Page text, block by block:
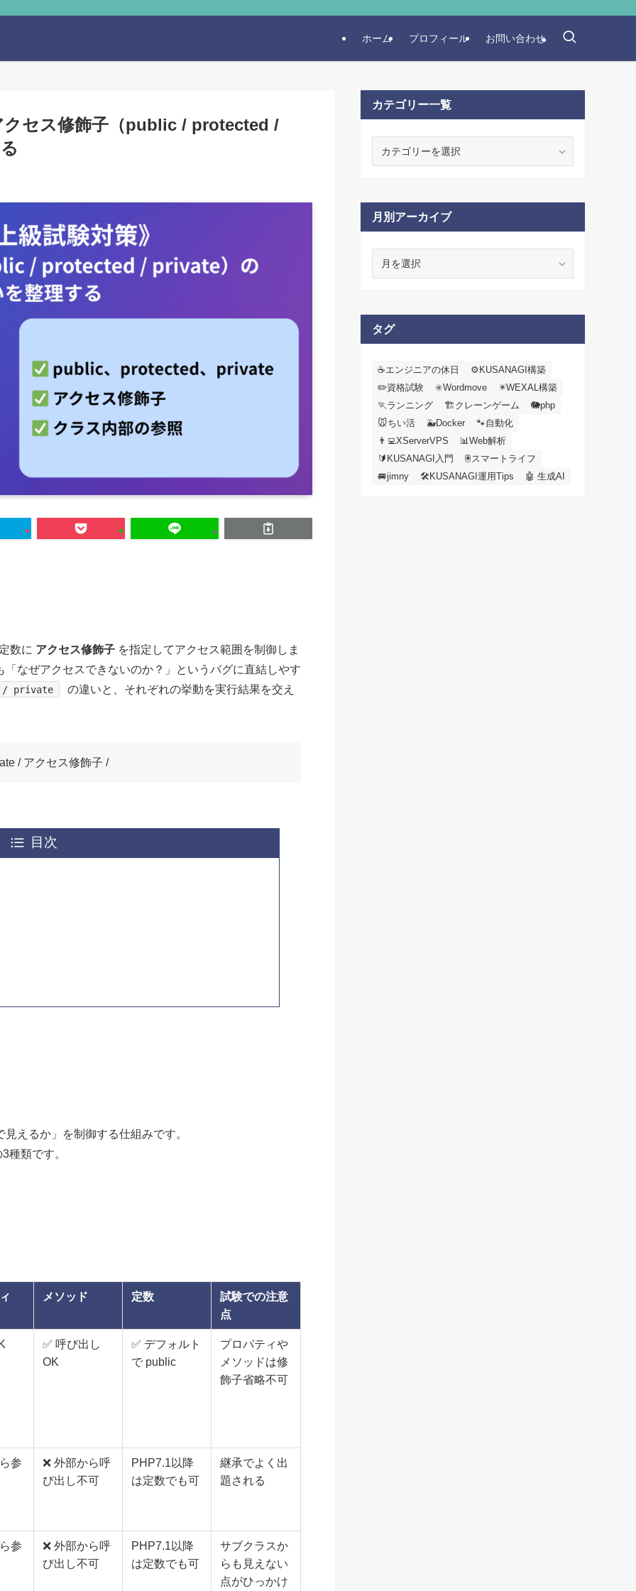
ホーム プロフィール お問い合わせ
クセス修飾子（public / protected /
数に アクセス修飾子 を指定してアクセス範囲を制御しま
なぜアクセスできないのか？」というバグに直結しやす
/ private の違いと、それぞれの挙動を実行結果を交え
/ アクセス修飾子 /
目次
えるか」を制御する仕組みです。
種類です。
メソッド 定数
試験での注意
点
✅ 呼び出し
OK
✅ デフォルト
で public
プロパティや
メソッドは修
飾子省略不可
参
❌ 外部から呼
び出し不可
PHP7.1以降
は定数でも可
継承でよく出
題される
参
❌ 外部から呼
び出し不可
PHP7.1以降
は定数でも可
サブクラスか
らも見えない
点がひっかけ
カテゴリー一覧
ー
一
月別アーカイブ
カ
イ
タグ
☕エンジニアの休日
⚙️KUSANAGI構築
✏️資格試験
✳️Wordmove
✴️WEXAL構築
🏃ランニング
🏗️クレーンゲーム
🐘php
🐭ちい活
🐳Docker
🐾自動化
👨‍💻XServerVPS
📊Web解析
🔰KUSANAGI入門
🖲️スマートライフ
🚐jimny
🛠KUSANAGI運用Tips 🤖 生成AI